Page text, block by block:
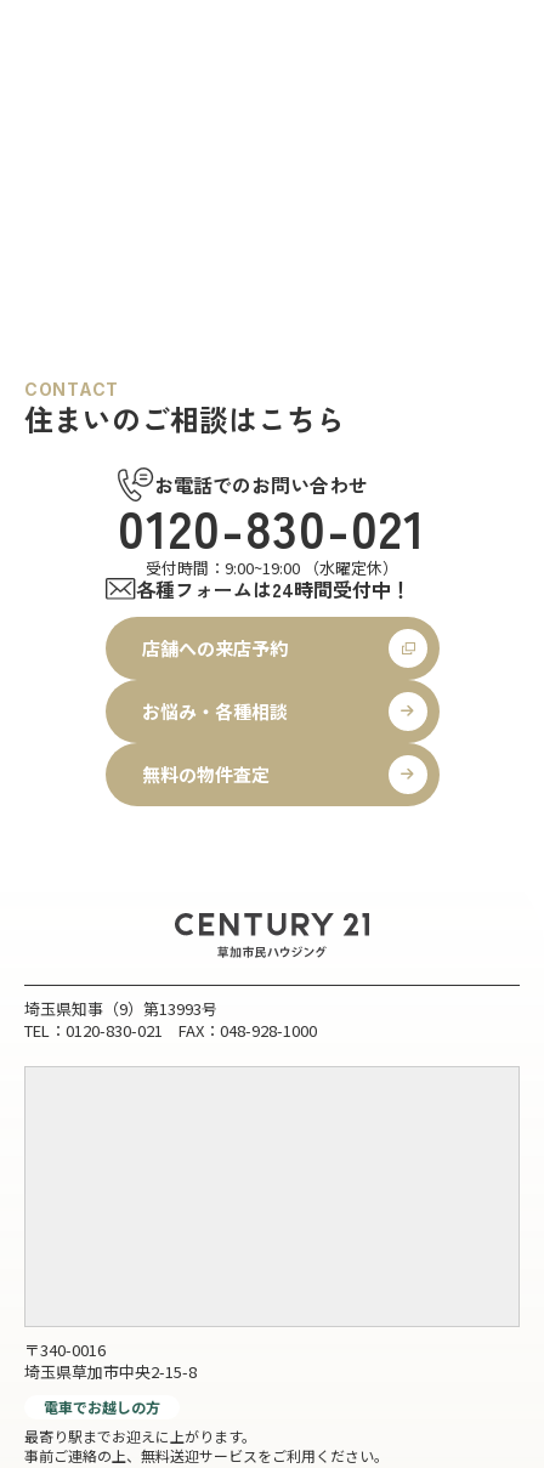
CONTACT
住まいのご相談はこちら
お電話でのお問い合わせ
0120-830-021
受付時間：9:00~19:00 （水曜定休）
各種フォームは24時間受付中！
店舗への来店予約
お悩み・各種相談
無料の物件査定
埼玉県知事（9）第13993号
TEL：0120-830-021 FAX：048-928-1000
〒340-0016
埼玉県草加市中央2-15-8
電車でお越しの方
最寄り駅までお迎えに上がります。
事前ご連絡の上、無料送迎サービスをご利用ください。